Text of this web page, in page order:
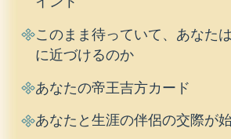
このまま待っていて、あなた
に近づけるのか
あなたの帝王吉方カード
あなたと生涯の伴侶の交際が